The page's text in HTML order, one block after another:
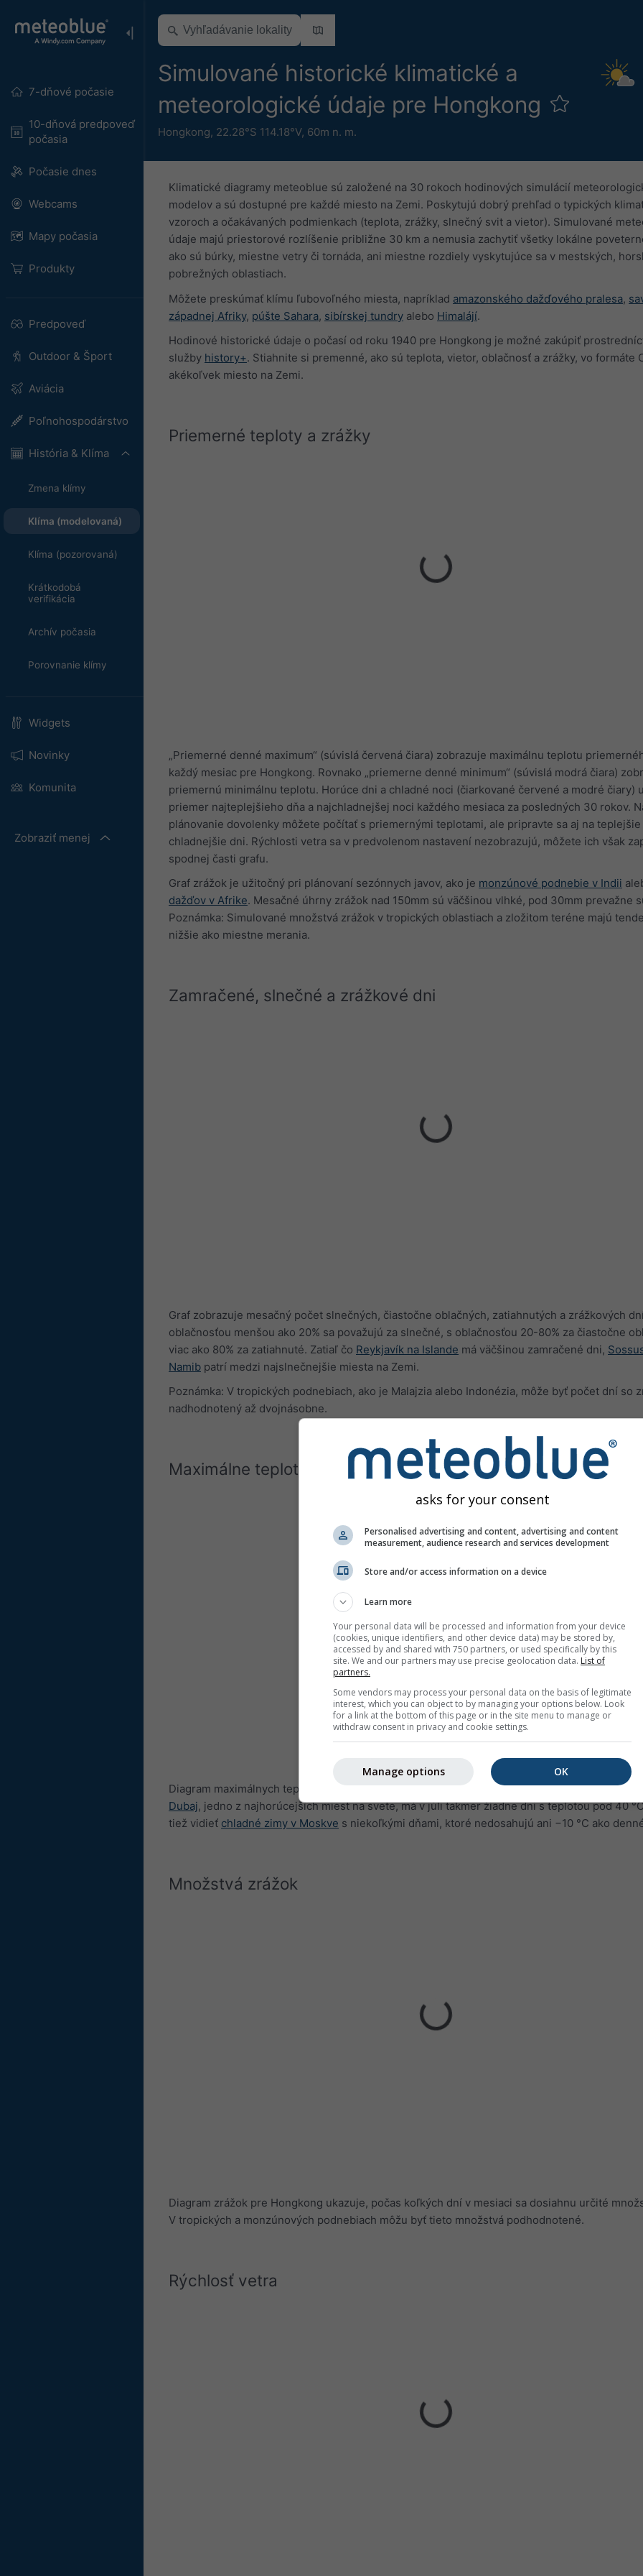
7-dňové počasie
10-dňová predpoveď
počasia
Počasie dnes
Webcams
Mapy počasia
Produkty
Predpoveď
Outdoor & Šport
Aviácia
Poľnohospodárstvo
História & Klíma
Zmena klímy
Klíma (modelovaná)
Klíma (pozorovaná)
Krátkodobá
verifikácia
Archív počasia
Porovnanie klímy
Widgets
Novinky
Komunita
Zobraziť menej
Simulované historické klimatické a
meteorologické údaje pre Hongkong
Hongkong, 22.28°S 114.18°V, 60m n. m.
Klimatické diagramy meteoblue sú založené na 30 rokoch hodinových simulácií
modelov a sú dostupné pre každé miesto na Zemi. Poskytujú dobrý prehľad o typických
vzoroch a očakávaných podmienkach (teplota, zrážky, slnečný svit a vietor). Simulované
údaje majú priestorové rozlíšenie približne 30 km a nemusia zachytiť všetky lokálne
ako sú búrky, miestne vetry či tornáda, ani miestne rozdiely vyskytujúce sa v mestských,
pobrežných oblastiach.
Môžete preskúmať klímu ľubovoľného miesta, napríklad amazonského dažďového pralesa,
západnej Afriky, púšte Sahara, sibírskej tundry alebo Himalájí.
Hodinové historické údaje o počasí od roku 1940 pre Hongkong je možné zakúpiť
služby history+. Stiahnite si premenné, ako sú teplota, vietor, oblačnosť a zrážky, vo formáte
akékoľvek miesto na Zemi.
Priemerné teploty a zrážky
„Priemerné denné maximum“ (súvislá červená čiara) zobrazuje maximálnu teplotu
každý mesiac pre Hongkong. Rovnako „priemerne denné minimum“ (súvislá modrá čiara)
priemernú minimálnu teplotu. Horúce dni a chladné noci (čiarkované červené a modré čiary)
priemer najteplejšieho dňa a najchladnejšej noci každého mesiaca za posledných 30 rokov.
plánovanie dovolenky môžete počítať s priemernými teplotami, ale pripravte sa aj na teplejšie
chladnejšie dni. Rýchlosti vetra sa v predvolenom nastavení nezobrazujú, môžete ich však
spodnej časti grafu.
Graf zrážok je užitočný pri plánovaní sezónnych javov, ako je monzúnové podnebie v Indii
dažďov v Afrike. Mesačné úhrny zrážok nad 150mm sú väčšinou vlhké, pod 30mm prevažne
Poznámka: Simulované množstvá zrážok v tropických oblastiach a zložitom teréne majú
nižšie ako miestne merania.
Zamračené, slnečné a zrážkové dni
Graf zobrazuje mesačný počet slnečných, čiastočne oblačných, zatiahnutých a zrážkových
oblačnosťou menšou ako 20% sa považujú za slnečné, s oblačnosťou 20-80% za čiastočne
viac ako 80% za zatiahnuté. Zatiaľ čo Reykjavík na Islande má väčšinou zamračené dni,
Namib patrí medzi najslnečnejšie miesta na Zemi.
Poznámka: V tropických podnebiach, ako je Malajzia alebo Indonézia, môže byť počet dní so
nadhodnotený až dvojnásobne.
Maximálne teploty
Diagram maximálnych teplôt pre Hongkong zobrazuje, koľko dní za mesiac dosiahne určitú
Dubaj, jedno z najhorúcejších miest na svete, má v júli takmer žiadne dni s teplotou pod 40
tiež vidieť chladné zimy v Moskve s niekoľkými dňami, ktoré nedosahujú ani −10 °C ako
Množstvá zrážok
Diagram zrážok pre Hongkong ukazuje, počas koľkých dní v mesiaci sa dosiahnu určité
V tropických a monzúnových podnebiach môžu byť tieto množstvá podhodnotené.
Rýchlosť vetra
asks for your consent
Personalised advertising and content, advertising and content
measurement, audience research and services development
Store and/or access information on a device
Learn more
Your personal data will be processed and information from your device
(cookies, unique identifiers, and other device data) may be stored by,
accessed by and shared with 750 partners, or used specifically by this
site. We and our partners may use precise geolocation data. List of
partners.
Some vendors may process your personal data on the basis of legitimate
interest, which you can object to by managing your options below. Look
for a link at the bottom of this page or in the site menu to manage or
withdraw consent in privacy and cookie settings.
OK
Manage options